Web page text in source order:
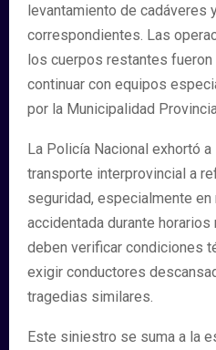
levantamiento de cadáveres
correspondientes. Las
los cuerpos restantes fueron
continuar con equipos
por la Municipalidad
La Policía Nacional exhortó
transporte interprovincial a
seguridad, especialmente
accidentada durante
deben verificar condiciones
exigir conductores
tragedias similares.
Este siniestro se suma a la